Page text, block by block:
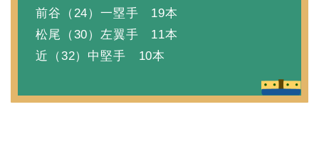
前谷（24）一塁手 19本
松尾（30）左翼手 11本
近（32）中堅手 10本